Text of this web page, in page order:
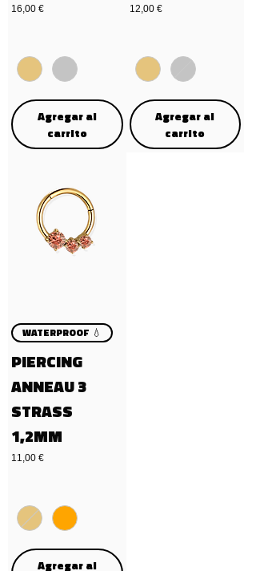
Precio
16,00 €
Agregar al
carrito
Precio
12,00 €
Agregar al
carrito
WATERPROOF 💧
PIERCING
ANNEAU 3
STRASS
1,2MM
Precio
11,00 €
Agregar al